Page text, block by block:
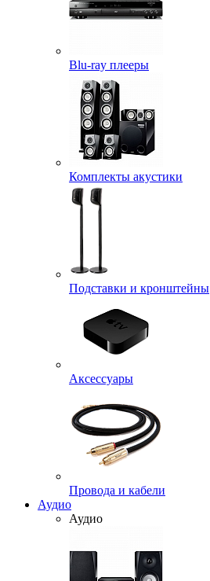
Blu-ray плееры
Комплекты акустики
Подставки и кронштейны
Аксессуары
Провода и кабели
Аудио
Аудио